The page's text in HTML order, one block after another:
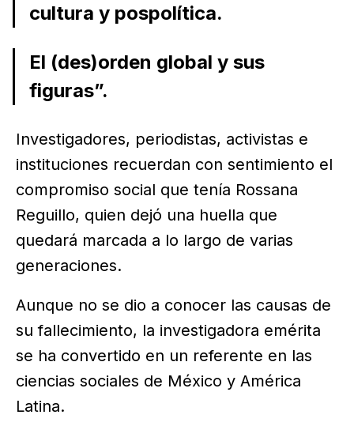
cultura y pospolítica.
El (des)orden global y sus
figuras”.
Investigadores, periodistas, activistas e
instituciones recuerdan con sentimiento el
compromiso social que tenía Rossana
Reguillo, quien dejó una huella que
quedará marcada a lo largo de varias
generaciones.
Aunque no se dio a conocer las causas de
su fallecimiento, la investigadora emérita
se ha convertido en un referente en las
ciencias sociales de México y América
Latina.